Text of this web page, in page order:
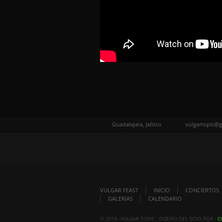
Guadalajara, Jalisco
VULGAR FEAST INICIO CONCIERTOS
GALERIAS
CALENDARIO
© 2015- VULGAR TOPIC . DISEÑO DEL SITIO POR :